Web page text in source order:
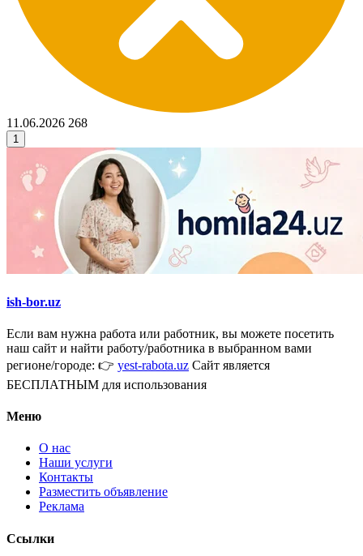
11.06.2026 268
1
ish-bor.uz
Если вам нужна работа или работник, вы можете посетить
наш сайт и найти работу/работника в выбранном вами
регионе/городе: 👉 yest-rabota.uz Сайт является
БЕСПЛАТНЫМ для использования
Меню
О нас
Наши услуги
Контакты
Разместить объявление
Реклама
Ссылки